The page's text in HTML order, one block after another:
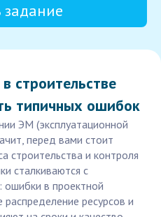
задание
строительстве
типичных ошибок
ЭМ (эксплуатационной
перед вами стоит
строительства и контроля
сталкиваются с
в проектной
ресурсов и